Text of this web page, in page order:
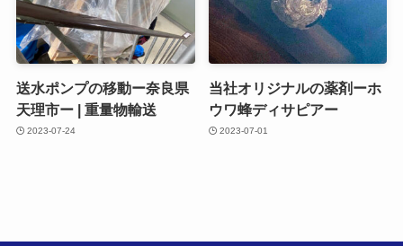
送水ポンプの移動ー奈良県
天理市ー | 重量物輸送
2023-07-24
当社オリジナルの薬剤ーホ
ウワ蜂ディサピアー
2023-07-01